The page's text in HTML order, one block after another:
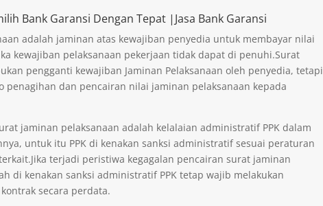
Bank Garansi Dengan Tepat |Jasa Bank Garansi
adalah jaminan atas kewajiban penyedia untuk membayar nilai
kewajiban pelaksanaan pekerjaan tidak dapat di penuhi.Surat
pengganti kewajiban Jaminan Pelaksanaan oleh penyedia, tetapi
penagihan dan pencairan nilai jaminan pelaksanaan kepada
jaminan pelaksanaan adalah kelalaian administratif PPK dalam
untuk itu PPK di kenakan sanksi administratif sesuai peraturan
terjadi peristiwa kegagalan pencairan surat jaminan
di kenakan sanksi administratif PPK tetap wajib melakukan
secara perdata.